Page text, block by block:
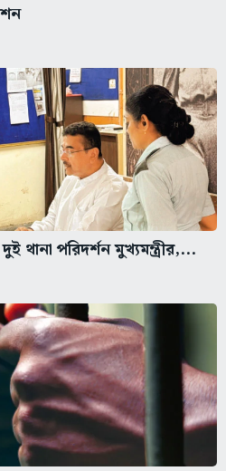
পরিদর্শন মুখ্যমন্ত্রীর,...